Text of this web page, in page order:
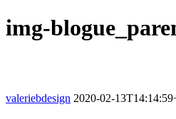
img-
valeriebdesign 2020-02-